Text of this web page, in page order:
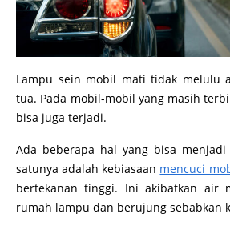
Lampu sein mobil mati tidak melulu
tua. Pada mobil-mobil yang masih
bisa juga terjadi.
Ada beberapa hal yang bisa menjadi
satunya adalah kebiasaan mencuci
bertekanan tinggi. Ini akibatkan air
rumah lampu dan berujung sebabkan